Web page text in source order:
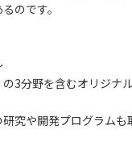
のです。
3分野を含むオリジナ
究や開発プログラムも